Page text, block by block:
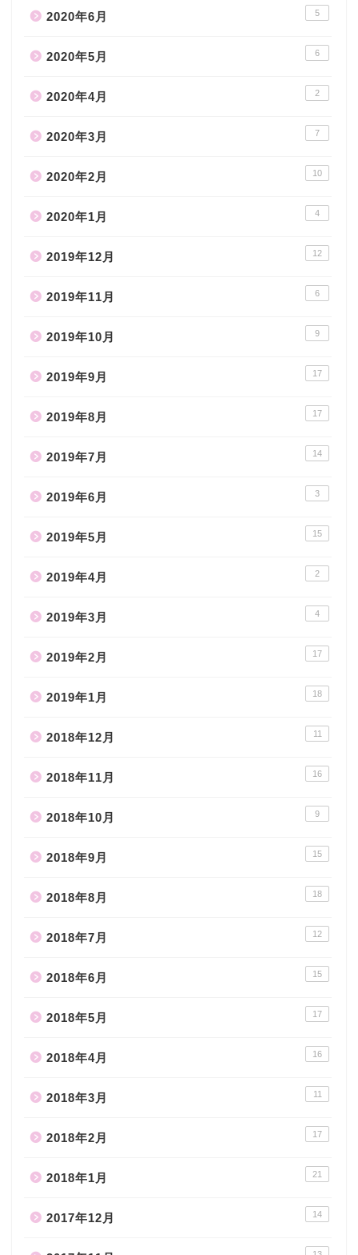
2020年6月 5
2020年5月 6
2020年4月 2
2020年3月 7
2020年2月 10
2020年1月 4
2019年12月 12
2019年11月 6
2019年10月 9
2019年9月 17
2019年8月 17
2019年7月 14
2019年6月 3
2019年5月 15
2019年4月 2
2019年3月 4
2019年2月 17
2019年1月 18
2018年12月 11
2018年11月 16
2018年10月 9
2018年9月 15
2018年8月 18
2018年7月 12
2018年6月 15
2018年5月 17
2018年4月 16
2018年3月 11
2018年2月 17
2018年1月 21
2017年12月 14